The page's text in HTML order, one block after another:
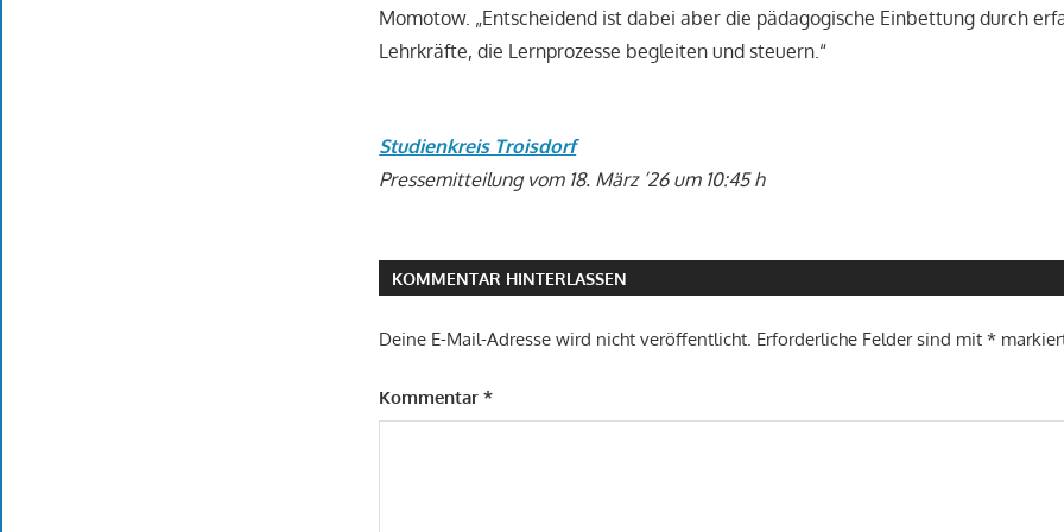
Momotow. „Entscheidend ist dabei aber die pädagogische Einbettung durch
Lehrkräfte, die Lernprozesse begleiten und steuern.“
Studienkreis Troisdorf
Pressemitteilung vom 18. März ’26 um 10:45 h
KOMMENTAR HINTERLASSEN
Deine E-Mail-Adresse wird nicht veröffentlicht. Erforderliche Felder sind mit*
Kommentar*